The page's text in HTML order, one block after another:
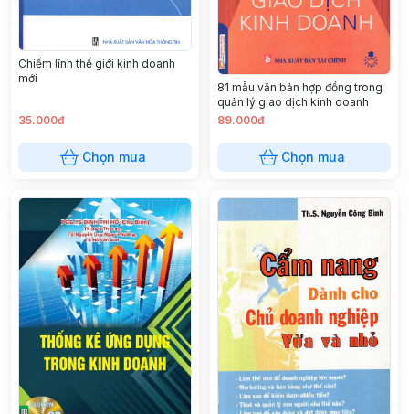
Chiếm lĩnh thế giới kinh doanh
mới
35.000đ
Chọn mua
81 mẫu văn bản hợp đồng trong
quản lý giao dịch kinh doanh
89.000đ
Chọn mua